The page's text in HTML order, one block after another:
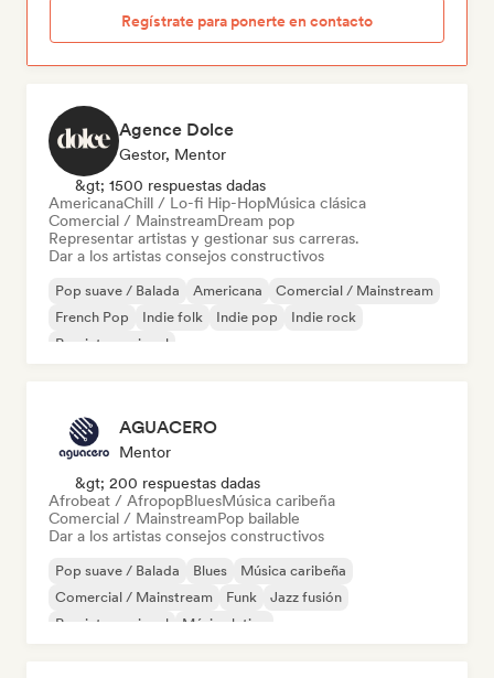
Regístrate para ponerte en contacto
Agence Dolce
Gestor, Mentor
&gt; 1500 respuestas dadas
AmericanaChill / Lo-fi Hip-HopMúsica clásica
Comercial / MainstreamDream pop
Representar artistas y gestionar sus carreras.
Dar a los artistas consejos constructivos
Pop suave / Balada Americana
Comercial / Mainstream
French Pop
Indie folk Indie pop
Indie rock
Pop internacional
AGUACERO
Mentor
&gt; 200 respuestas dadas
Afrobeat / AfropopBluesMúsica caribeña
Comercial / MainstreamPop bailable
Dar a los artistas consejos constructivos
Pop suave / Balada Blues
Música caribeña
Comercial / Mainstream
Funk
Jazz fusión
Pop internacional
Música latina